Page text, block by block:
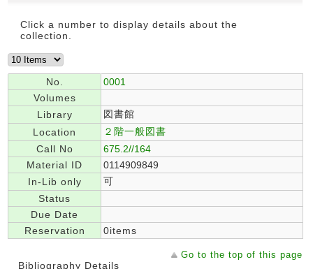
Click a number to display details about the
collection.
No.
0001
Volumes
Library
図書館
Location
２階一般図書
Call No
675.2//164
Material ID
0114909849
In-Lib only
可
Status
Due Date
Reservation
0items
Go to the top of this page
Bibliography Details